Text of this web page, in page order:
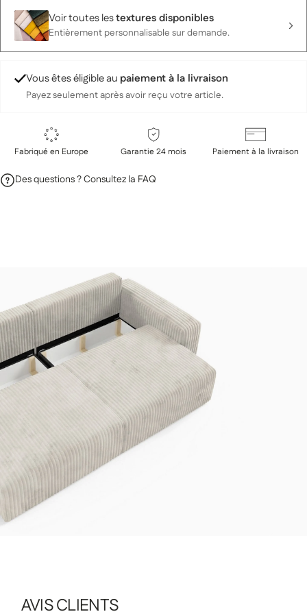
Voir toutes lestextures disponibles
Entièrement personnalisable sur demande.
Vous êtes éligible au paiement à la livraison
Payez seulement après avoir reçu votre article.
Fabriqué en Europe Garantie 24 mois Paiement à la livraison
Des questions ? Consultez la FAQ
AVIS CLIENTS